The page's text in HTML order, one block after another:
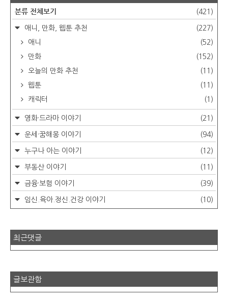
분류 전체보기 (421)
애니, 만화, 웹툰 추천
(227)
애니
(52)
만화
(152)
오늘의 만화 추천
(11)
웹툰
(11)
캐릭터
(1)
영화·드라마 이야기 (21)
운세·꿈해몽 이야기 (94)
누구나 아는 이야기 (12)
부동산 이야기 (11)
금융·보험 이야기 (39)
임신.육아.정신.건강 이야기 (10)
최근댓글
글보관함